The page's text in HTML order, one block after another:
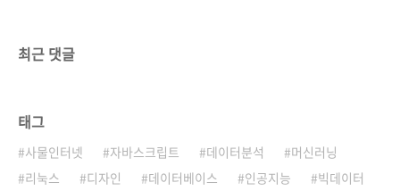
최근 댓글
태그
사물인터넷 자바스크립트 데이터분석
머신러닝
리눅스
디자인 데이터베이스 인공지능
빅데이터